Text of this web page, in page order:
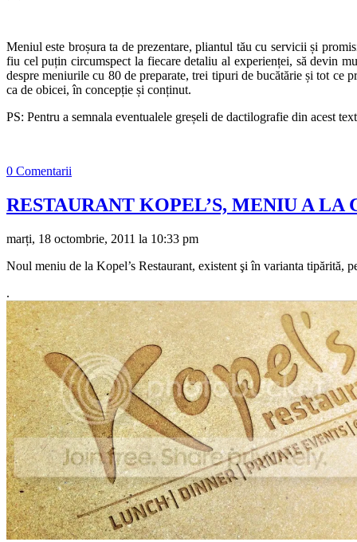
Meniul este broșura ta de prezentare, pliantul tău cu servicii și
fiu cel puțin circumspect la fiecare detaliu al experienței, să devin
despre meniurile cu 80 de preparate, trei tipuri de bucătărie și tot ce
ca de obicei, în concepție și conținut.
PS: Pentru a semnala eventualele greșeli de dactilografie din acest
0 Comentarii
RESTAURANT KOPEL’S, MENIU A LA
marți, 18 octombrie, 2011 la 10:33 pm
Noul meniu de la Kopel’s Restaurant, existent şi în varianta
.